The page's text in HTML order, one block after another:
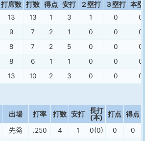
打席数 打数 得点 安打 ２塁打 ３塁打 本
13 13 1 3 1 0
0
9 7 2 1 0 0
0
8 7 2 5 0 0
0
8 6 1 1 0 0
0
13 10 2 3 0 0 0
出場 打率 打数 安打
長打
(本)
打点 得点
先発 .250 4 1 0(0) 0
0